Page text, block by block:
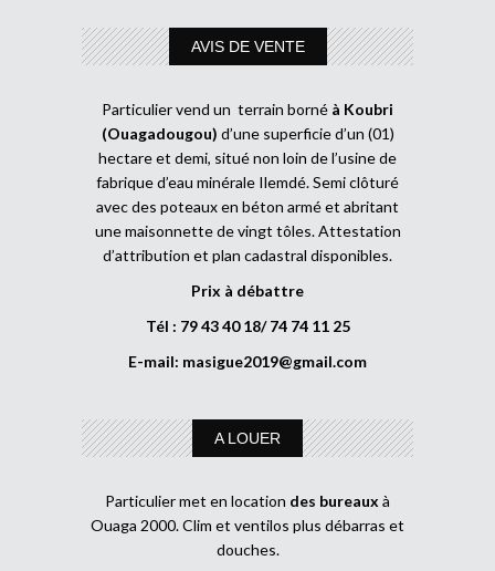
AVIS DE VENTE
Particulier vend un terrain borné à Koubri
(Ouagadougou) d’une superficie d’un (01)
hectare et demi, situé non loin de l’usine de
fabrique d’eau minérale Ilemdé. Semi clôturé
avec des poteaux en béton armé et abritant
une maisonnette de vingt tôles. Attestation
d’attribution et plan cadastral disponibles.
Prix à débattre
Tél : 79 43 40 18/ 74 74 11 25
E-mail: masigue2019@gmail.com
A LOUER
Particulier met en location des bureaux à
Ouaga 2000. Clim et ventilos plus débarras et
douches.